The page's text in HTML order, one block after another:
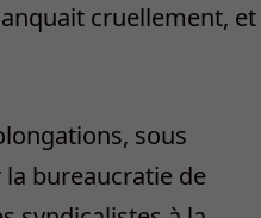
cruellement, et
sous
bureaucratie de